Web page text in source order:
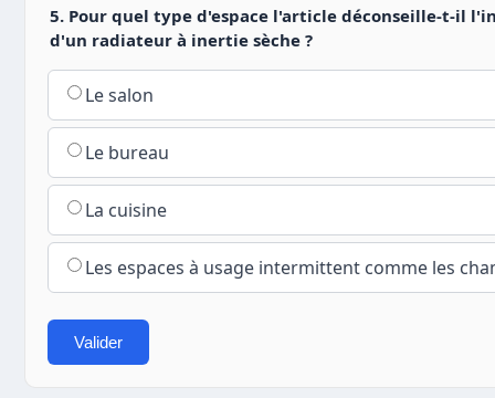
5. Pour quel type d'espace l'article déconseille-t-il
d'un radiateur à inertie sèche ?
Le salon
Le bureau
La cuisine
Les espaces à usage intermittent comme les
Valider